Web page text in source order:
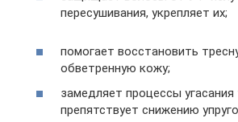
пересушивания, укрепляет их;
помогает восстановить
обветренную кожу;
замедляет процессы угасания
препятствует снижению